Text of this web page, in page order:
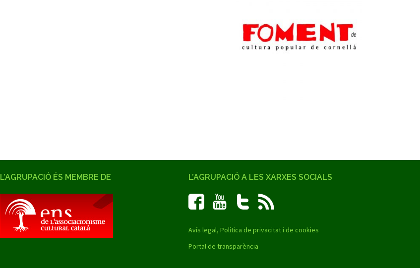
L’AGRUPACIÓ ÉS MEMBRE DE L’AGRUPACIÓ A LES XARXES SOCIALS
Avís legal, Política de privacitat i de cookies
Portal de transparència